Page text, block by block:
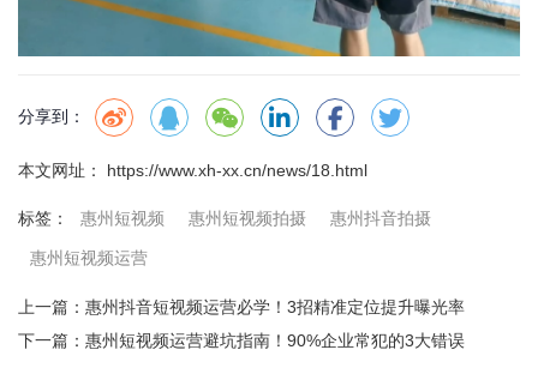
分享到：
本文网址： https://www.xh-xx.cn/news/18.html
标签： 惠州短视频 惠州短视频拍摄 惠州抖音拍摄
惠州短视频运营
上一篇： 惠州抖音短视频运营必学！3招精准定位提升曝光率
下一篇： 惠州短视频运营避坑指南！90%企业常犯的3大错误